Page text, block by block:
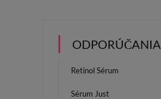
ODPORÚČANIA
Retinol Sérum
Sérum Just